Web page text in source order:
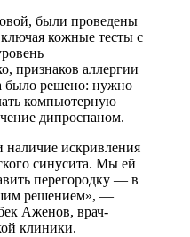
были проведены
кожные тесты с
признаков аллергии
было решено: нужно
компьютерную
дипроспаном.
наличие искривления
синусита. Мы ей
перегородку — в
решением», —
Аженов, врач-
клиники.